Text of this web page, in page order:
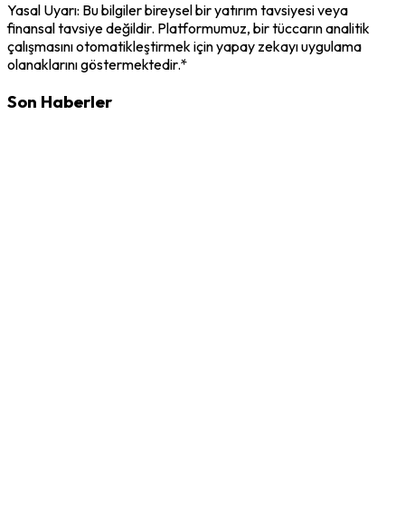
Yasal Uyarı: Bu bilgiler bireysel bir yatırım tavsiyesi veya
finansal tavsiye değildir. Platformumuz, bir tüccarın analitik
çalışmasını otomatikleştirmek için yapay zekayı uygulama
olanaklarını göstermektedir.*
Son Haberler